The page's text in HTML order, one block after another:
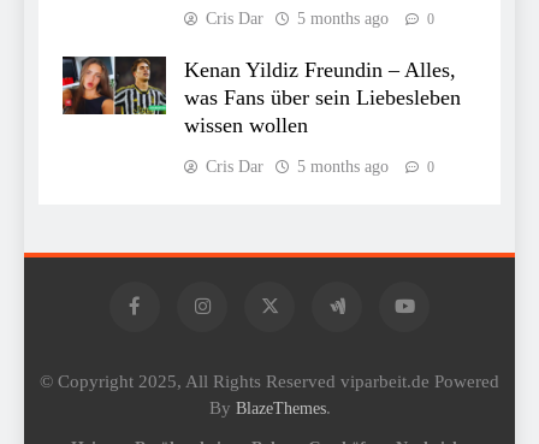
Cris Dar 5 months ago 0
Kenan Yildiz Freundin – Alles,
was Fans über sein Liebesleben
wissen wollen
Cris Dar 5 months ago 0
© Copyright 2025, All Rights Reserved viparbeit.de Powered
By BlazeThemes.